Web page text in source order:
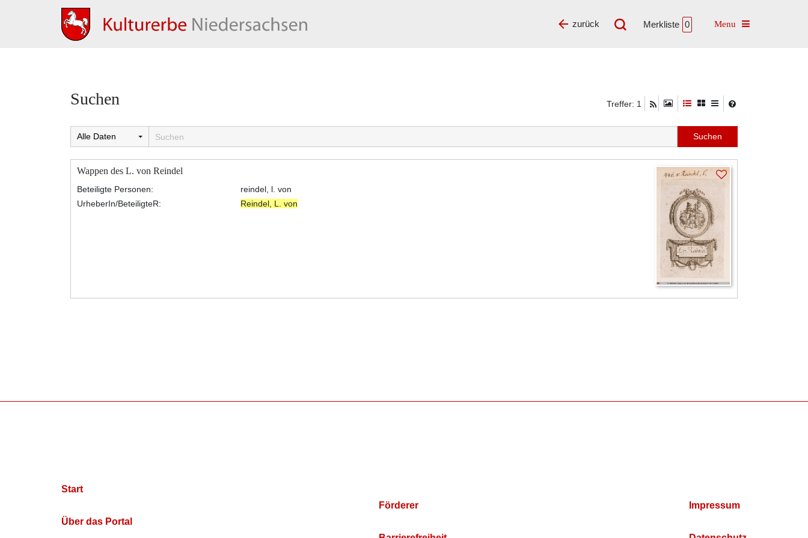
Merkliste 0 Toggle navigation
zurück
Suchen Treffer: 1
Wappen des L. von Reindel
Beteiligte Personen:
reindel, l. von
UrheberIn/BeteiligteR:
Reindel, L. von
Start
Über das Portal
Förderer Impressum